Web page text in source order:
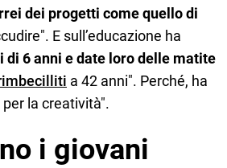
dei progetti come quello di
E sull’educazione ha
6 anni e date loro delle matite
a 42 anni". Perché, ha
la creatività".
i giovani